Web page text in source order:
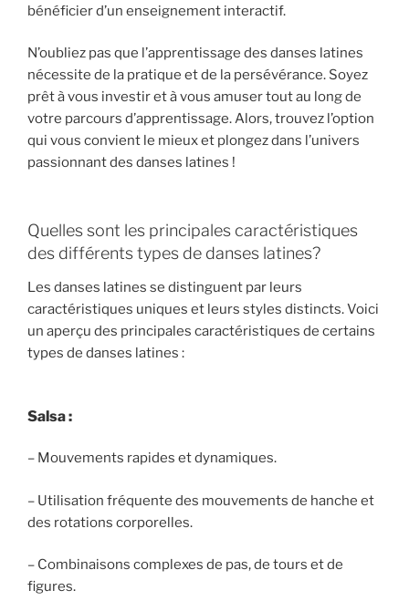
bénéficier d’un enseignement interactif.
N’oubliez pas que l’apprentissage des danses latines
nécessite de la pratique et de la persévérance. Soyez
prêt à vous investir et à vous amuser tout au long de
votre parcours d’apprentissage. Alors, trouvez l’option
qui vous convient le mieux et plongez dans l’univers
passionnant des danses latines !
Quelles sont les principales caractéristiques
des différents types de danses latines?
Les danses latines se distinguent par leurs
caractéristiques uniques et leurs styles distincts. Voici
un aperçu des principales caractéristiques de certains
types de danses latines :
Salsa :
– Mouvements rapides et dynamiques.
– Utilisation fréquente des mouvements de hanche et
des rotations corporelles.
– Combinaisons complexes de pas, de tours et de
figures.